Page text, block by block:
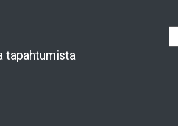
tapahtumista